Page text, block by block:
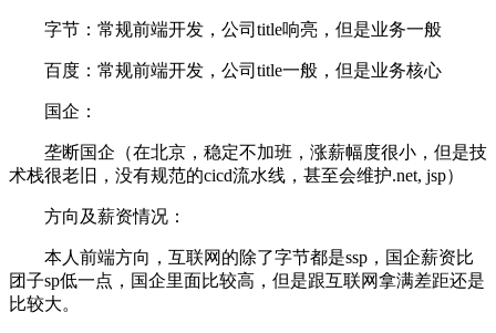
字节：常规前端开发，公司title响亮，但是业务一般
百度：常规前端开发，公司title一般，但是业务核心
国企：
垄断国企（在北京，稳定不加班，涨薪幅度很小，但是技
术栈很老旧，没有规范的cicd流水线，甚至会维护.net, jsp）
方向及薪资情况：
本人前端方向，互联网的除了字节都是ssp，国企薪资比
团子sp低一点，国企里面比较高，但是跟互联网拿满差距还是
比较大。